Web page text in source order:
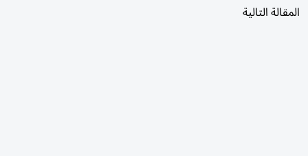
المقالة التالية